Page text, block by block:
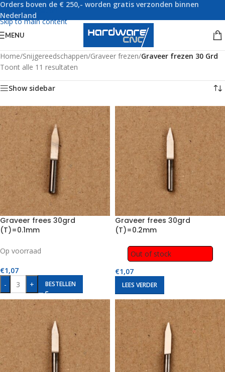
Skip to navigation
Skip to main content
Orders boven de € 250,- worden gratis verzonden binnen
Nederland
MENU
Home/Snijgereedschappen/Graveer frezen/Graveer frezen 30 Grd
Toont alle 11 resultaten
Show sidebar
Graveer frees 30grd
(T)=0.1mm
Op voorraad
€1,07
-
+ BESTELLEN
Graveer frees 30grd
(T)=0.2mm
Out of stock
€1,07
LEES VERDER